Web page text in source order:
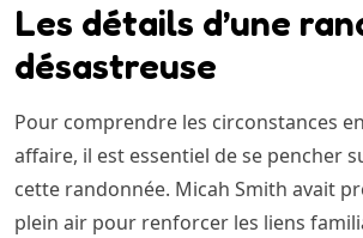
Les détails d’une
désastreuse
Pour comprendre les circonstances
affaire, il est essentiel de se pencher
cette randonnée. Micah Smith avait
plein air pour renforcer les liens